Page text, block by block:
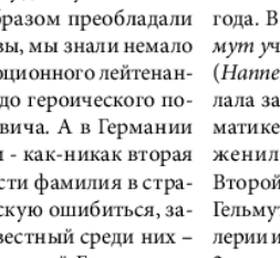
Домашний
ресторан
Европейский
меридиан
Зарубежные
записки